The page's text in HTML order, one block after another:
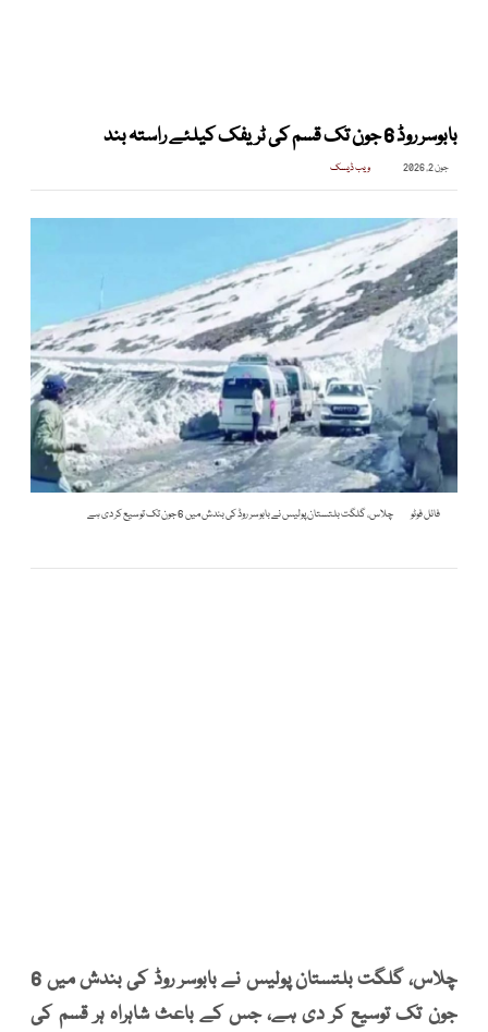
بابوسر روڈ 6 جون تک قسم کی ٹریفک کیلئے راستہ بند
جون 2, 2026 ویب ڈیسک
فائل فوٹو چلاس، گلگت بلتستان پولیس نے بابوسر روڈ کی بندش میں 6 جون تک توسیع کر دی ہے
چلاس، گلگت بلتستان پولیس نے بابوسر روڈ کی بندش میں 6
جون تک توسیع کر دی ہے، جس کے باعث شاہراہ ہر قسم کی